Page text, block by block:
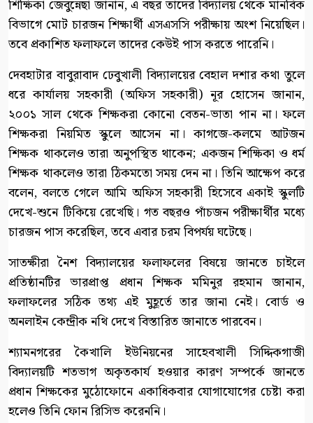
শিক্ষিকা জেবুন্নেছা জানান, এ বছর তাদের বিদ্যালয় থেকে মানবিক
বিভাগে মোট চারজন শিক্ষার্থী এসএসসি পরীক্ষায় অংশ নিয়েছিল।
তবে প্রকাশিত ফলাফলে তাদের কেউই পাস করতে পারেনি।
দেবহাটার বাবুরাবাদ ঢেবুখালী বিদ্যালয়ের বেহাল দশার কথা তুলে
ধরে কার্যালয় সহকারী (অফিস সহকারী) নূর হোসেন জানান,
২০০১ সাল থেকে শিক্ষকরা কোনো বেতন-ভাতা পান না। ফলে
শিক্ষকরা নিয়মিত স্কুলে আসেন না। কাগজে-কলমে আটজন
শিক্ষক থাকলেও তারা অনুপস্থিত থাকেন; একজন শিক্ষিকা ও ধর্ম
শিক্ষক থাকলেও তারা ঠিকমতো সময় দেন না। তিনি আক্ষেপ করে
বলেন, বলতে গেলে আমি অফিস সহকারী হিসেবে একাই স্কুলটি
দেখে-শুনে টিকিয়ে রেখেছি। গত বছরও পাঁচজন পরীক্ষার্থীর মধ্যে
চারজন পাস করেছিল, তবে এবার চরম বিপর্যয় ঘটেছে।
সাতক্ষীরা নৈশ বিদ্যালয়ের ফলাফলের বিষয়ে জানতে চাইলে
প্রতিষ্ঠানটির ভারপ্রাপ্ত প্রধান শিক্ষক মমিনুর রহমান জানান,
ফলাফলের সঠিক তথ্য এই মুহূর্তে তার জানা নেই। বোর্ড ও
অনলাইন কেন্দ্রীক নথি দেখে বিস্তারিত জানাতে পারবেন।
শ্যামনগরের কৈখালি ইউনিয়নের সাহেবখালী সিদ্দিকগাজী
বিদ্যালয়টি শতভাগ অকৃতকার্য হওয়ার কারণ সম্পর্কে জানতে
প্রধান শিক্ষকের মুঠোফোনে একাধিকবার যোগাযোগের চেষ্টা করা
হলেও তিনি ফোন রিসিভ করেননি।